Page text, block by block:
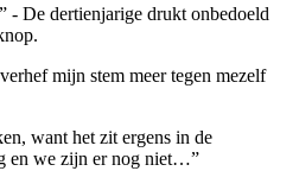
- De dertienjarige drukt onbedoeld
mijn stem meer tegen mezelf
want het zit ergens in de
en we zijn er nog niet…”